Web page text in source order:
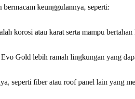
keunggulannya, seperti:
korosi atau karat serta mampu
Gold lebih ramah lingkungan yang
fiber atau roof panel lain yang